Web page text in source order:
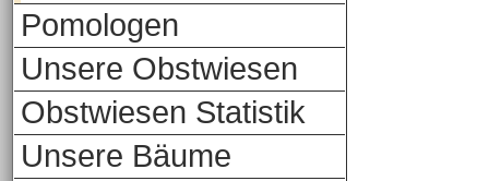
Pomologen
Unsere Obstwiesen
Obstwiesen Statistik
Unsere Bäume